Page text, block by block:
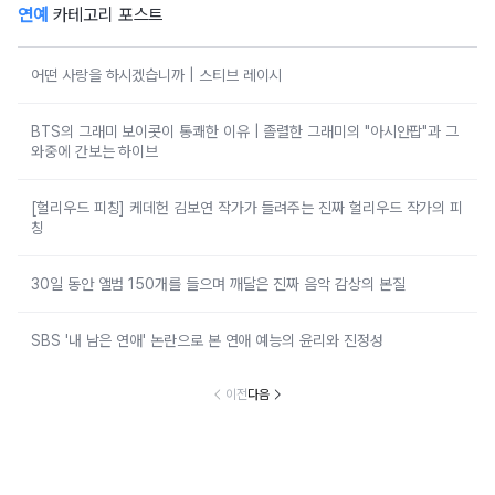
연예 카테고리 포스트
어떤 사랑을 하시겠습니까 | 스티브 레이시
BTS의 그래미 보이콧이 통쾌한 이유 | 졸렬한 그래미의 "아시안팝"과 그
와중에 간보는 하이브
[헐리우드 피칭] 케데헌 김보연 작가가 들려주는 진짜 헐리우드 작가의 피
칭
30일 동안 앨범 150개를 들으며 깨달은 진짜 음악 감상의 본질
SBS '내 남은 연애' 논란으로 본 연애 예능의 윤리와 진정성
이전다음